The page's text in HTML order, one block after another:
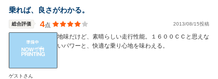
乗れば、良さがわかる。
総合評価 4点 2013/08/15投稿
地味だけど、素晴らしい走行性能。１６００ＣＣと思えな
いパワーと、快適な乗り心地を味わえる。
ゲストさん